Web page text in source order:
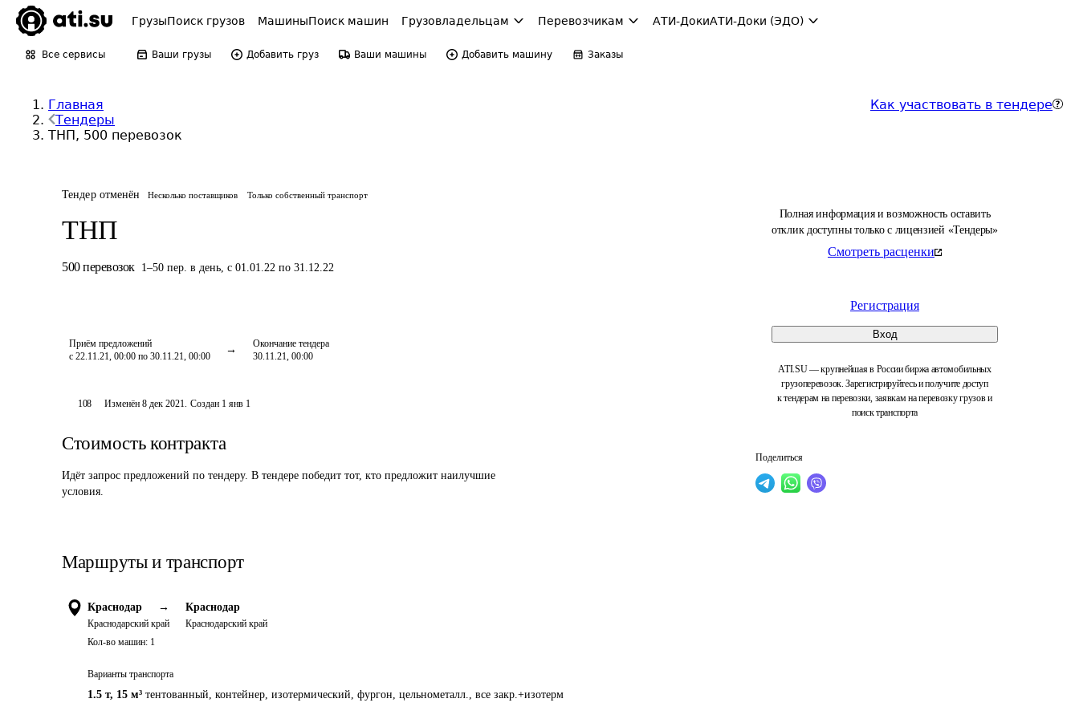
ГрузыПоиск грузов МашиныПоиск машин Грузовладельцам Перевозчикам АТИ-ДокиАТИ-Доки (ЭДО)
Все сервисы Ваши грузы Добавить груз Ваши машины Добавить машину Заказы
Главная
Тендеры
ТНП, 500 перевозок
Как участвовать в тендере
Тендер отменён Несколько поставщиков Только собственный транспорт
ТНП
500 перевозок 1–50 пер. в день, с 01.01.22 по 31.12.22
Приём предложений
с 22.11.21, 00:00 по 30.11.21, 00:00
Окончание тендера
30.11.21, 00:00
Полная информация и возможность оставить
отклик доступны только с лицензией «Тендеры»
Смотреть расценки
Регистрация
Вход
ATI.SU — крупнейшая в России биржа автомобильных
грузоперевозок. Зарегистрируйтесь и получите доступ
к тендерам на перевозки, заявкам на перевозку грузов и
поиск транспорта
Поделиться
108 Изменён8 дек 2021. Создан 1 янв 1
Стоимость контракта
Идёт запрос предложений по тендеру. В тендере победит тот, кто предложит наилучшие
условия.
Маршруты и транспорт
Краснодар →
Краснодарский край
Краснодар
Краснодарский край
Кол-во машин: 1
Варианты транспорта
1.5 т, 15 м³ тентованный, контейнер, изотермический, фургон, цельнометалл., все закр.+изотерм